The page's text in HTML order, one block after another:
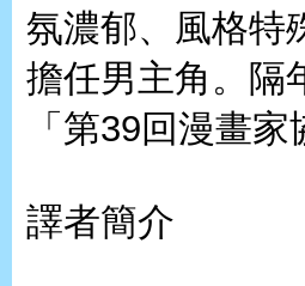
氛濃郁、風格特
擔任男主角。隔
「第39回漫畫
譯者簡介